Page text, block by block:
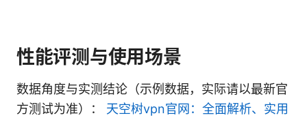
性能评测与使用场景
数据角度与实测结论（示例数据，实际请以最新官
方测试为准）： 天空树vpn官网：全面解析、实用